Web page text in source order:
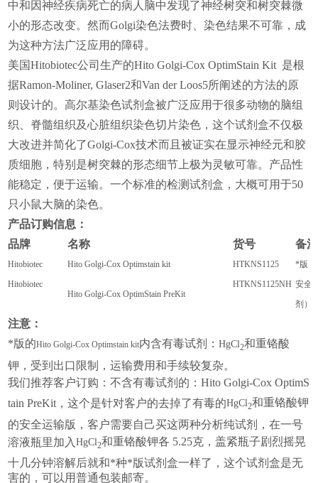
中和因神经疾病死亡的病人脑中发现了神经树突和树突棘微
小的形态改变。然而Golgi染色法费时、染色结果不可靠，成
为这种方法广泛应用的障碍。
美国Hitobiotec公司生产的Hito Golgi-Cox OptimStain Kit 是根
据Ramon-Moliner, Glaser2和Van der Loos5所阐述的方法的原
则设计的。高尔基染色试剂盒被广泛应用于很多动物的脑组
织、脊髓组织及心脏组织染色切片染色，这个试剂盒不仅极
大改进并简化了Golgi-Cox技术而且被证实在显示神经元和胶
质细胞，特别是树突棘的形态细节上极为灵敏可靠。产品性
能稳定，便于运输。一个标准的检测试剂盒，大概可用于50
只小鼠大脑的染色。
产品订购信息：
品牌
名称 货号 备注
Hitobiotec Hito Golgi-Cox Optimstain kit HTKNS1125
*版
Hitobiotec
Hito Golgi-Cox OptimStain PreKit
HTKNS1125NH 安全
剂）
注意：
*版的Hito Golgi-Cox Optimstain kit内含有毒试剂：HgCl2和重铬酸
钾，受到出口限制，运输费用和手续较复杂。
我们推荐客户订购：不含有毒试剂的：Hito Golgi-Cox OptimS
tain PreKit，这个是针对客户的去掉了有毒的HgCl2和重铬酸钾
的安全运输版，客户需要自己买这两种分析纯试剂，在一号
溶液瓶里加入HgCl2和重铬酸钾各 5.25克，盖紧瓶子剧烈摇晃
十几分钟溶解后就和*种*版试剂盒一样了，这个试剂盒是无
害的，可以用普通包装邮寄。